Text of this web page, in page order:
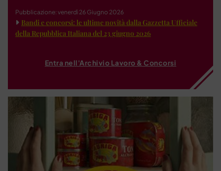
Pubblicazione: venerdì 26 Giugno 2026
Bandi e concorsi: le ultime novità dalla Gazzetta Ufficiale
della Repubblica Italiana del 23 giugno 2026
Entra nell'Archivio Lavoro & Concorsi